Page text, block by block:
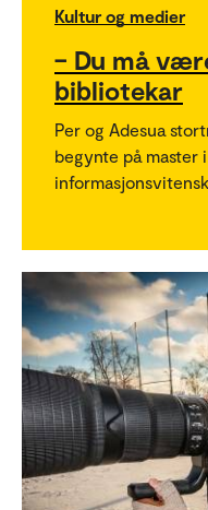
Kultur og medier
– Du må
bibliotekar
Per og Adesua
begynte på